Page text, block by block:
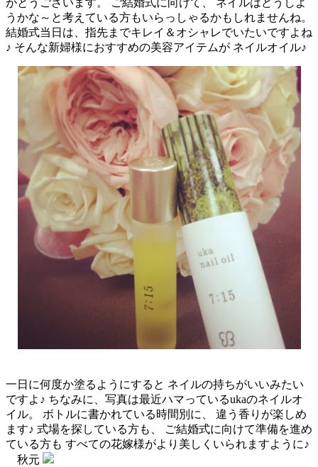
がとうございます。 ご結婚式に向けて、 ネイルはどうしよ
うかな～と考えている方もいらっしゃるかもしれませんね。
結婚式当日は、指先までキレイ＆オシャレでいたいですよね
♪ そんな新婦様におすすめの美容アイテムが ネイルオイル♪
一日に何度か塗るようにすると ネイルの持ちがいいみたい
ですよ♪ ちなみに、写真は最近ハマっているukaのネイルオ
イル。 ボトルに書かれている時間別に、 違う香りが楽しめ
ます♪ 式場を探している方も、 ご結婚式に向けて準備を進め
ている方も すべての花嫁様がより美しくいられますように♪
秋元